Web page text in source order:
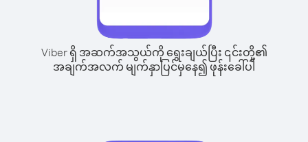
Viber ရှိ အဆက်အသွယ်ကို ရွေးချယ်ပြီး ၎င်းတို့၏
အချက်အလက် မျက်နှာပြင်မှနေ၍ ဖုန်းခေါ်ပါ